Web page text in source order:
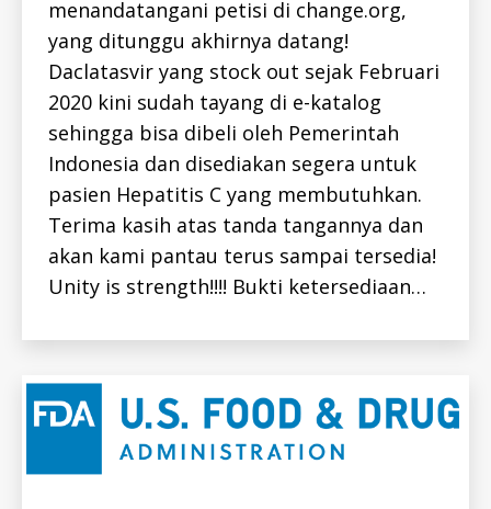
n
E
P
C
-
I
N
E
W
S
-
I
D
menandatangani petisi di change.org,
yang ditunggu akhirnya datang!
Daclatasvir yang stock out sejak Februari
2020 kini sudah tayang di e-katalog
sehingga bisa dibeli oleh Pemerintah
Indonesia dan disediakan segera untuk
pasien Hepatitis C yang membutuhkan.
Terima kasih atas tanda tangannya dan
akan kami pantau terus sampai tersedia!
Unity is strength!!!! Bukti ketersediaan…